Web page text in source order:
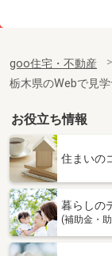
間
栃木県宇都宮市茂
専
間
栃木県宇都宮市
goo住宅・不動産
栃木県のWebで見
お役立ち情報
住まいの
暮らしの
(補助金・